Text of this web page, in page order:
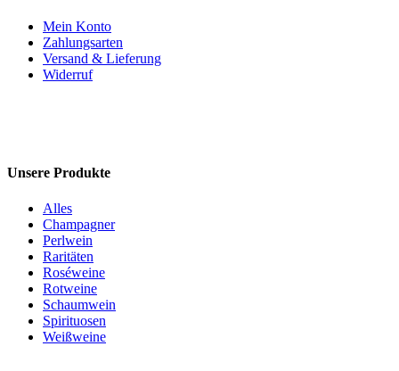
Mein Konto
Zahlungsarten
Versand & Lieferung
Widerruf
Unsere Produkte
Alles
Champagner
Perlwein
Raritäten
Roséweine
Rotweine
Schaumwein
Spirituosen
Weißweine